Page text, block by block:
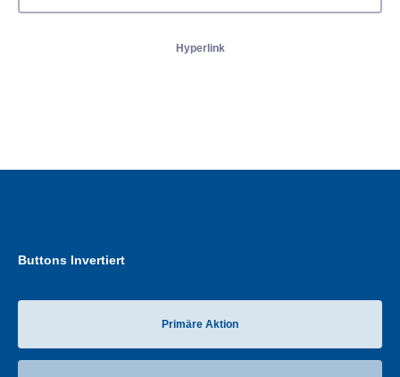
Hyperlink
Buttons Invertiert
Primäre Aktion